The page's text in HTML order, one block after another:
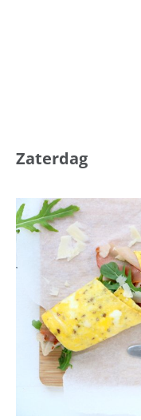
Zaterdag